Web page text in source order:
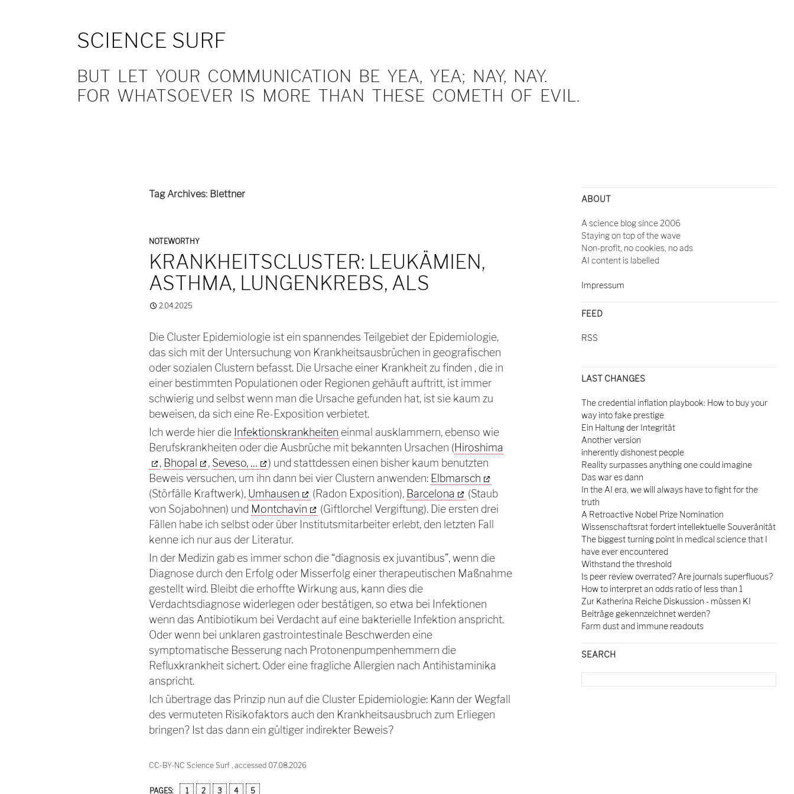
SCIENCE SURF
BUT LET YOUR COMMUNICATION BE YEA, YEA; NAY, NAY.
FOR WHATSOEVER IS MORE THAN THESE COMETH OF EVIL.
Tag Archives: Blettner
NOTEWORTHY
KRANKHEITSCLUSTER: LEUKÄMIEN,
ASTHMA, LUNGENKREBS, ALS
2.04.2025
Die Cluster Epidemiologie ist ein spannendes Teilgebiet der Epidemiologie,
das sich mit der Untersuchung von Krankheitsausbrüchen in geografischen
oder sozialen Clustern befasst. Die Ursache einer Krankheit zu finden , die in
einer bestimmten Populationen oder Regionen gehäuft auftritt, ist immer
schwierig und selbst wenn man die Ursache gefunden hat, ist sie kaum zu
beweisen, da sich eine Re-Exposition verbietet.
Ich werde hier die Infektionskrankheiten einmal ausklammern, ebenso wie
Berufskrankheiten oder die Ausbrüche mit bekannten Ursachen (Hiroshima
, Bhopal , Seveso, …
) und stattdessen einen bisher kaum benutzten
Beweis versuchen, um ihn dann bei vier Clustern anwenden: Elbmarsch
(Störfälle Kraftwerk), Umhausen (Radon Exposition), Barcelona
(Staub
von Sojabohnen) und Montchavin
(Giftlorchel Vergiftung). Die ersten drei
Fällen habe ich selbst oder über Institutsmitarbeiter erlebt, den letzten Fall
kenne ich nur aus der Literatur.
In der Medizin gab es immer schon die “diagnosis ex juvantibus”, wenn die
Diagnose durch den Erfolg oder Misserfolg einer therapeutischen Maßnahme
gestellt wird. Bleibt die erhoffte Wirkung aus, kann dies die
Verdachtsdiagnose widerlegen oder bestätigen, so etwa bei Infektionen
wenn das Antibiotikum bei Verdacht auf eine bakterielle Infektion anspricht.
Oder wenn bei unklaren gastrointestinale Beschwerden eine
symptomatische Besserung nach Protonenpumpenhemmern die
Refluxkrankheit sichert. Oder eine fragliche Allergien nach Antihistaminika
anspricht.
Ich übertrage das Prinzip nun auf die Cluster Epidemiologie: Kann der Wegfall
des vermuteten Risikofaktors auch den Krankheitsausbruch zum Erliegen
bringen? Ist das dann ein gültiger indirekter Beweis?
CC-BY-NC Science Surf , accessed 07.08.2026
PAGES: 1 2 3 4 5
ABOUT
A science blog since 2006
Staying on top of the wave
Non-profit, no cookies, no ads
AI content is labelled
Impressum
FEED
RSS
LAST CHANGES
The credential inflation playbook: How to buy your
way into fake prestige
Ein Haltung der Integrität
Another version
inherently dishonest people
Reality surpasses anything one could imagine
Das war es dann
In the AI era, we will always have to fight for the
truth
A Retroactive Nobel Prize Nomination
Wissenschaftsrat fordert intellektuelle Souveränität
The biggest turning point in medical science that I
have ever encountered
Withstand the threshold
Is peer review overrated? Are journals superfluous?
How to interpret an odds ratio of less than 1
Zur Katherina Reiche Diskussion - müssen KI
Beiträge gekennzeichnet werden?
Farm dust and immune readouts
SEARCH